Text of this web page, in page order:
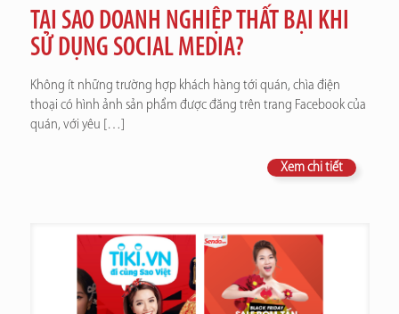
TẠI SAO DOANH NGHIỆP THẤT BẠI KHI
SỬ DỤNG SOCIAL MEDIA?
Không ít những trường hợp khách hàng tới quán, chìa điện
thoại có hình ảnh sản phẩm được đăng trên trang Facebook của
quán, với yêu […]
Xem chi tiết